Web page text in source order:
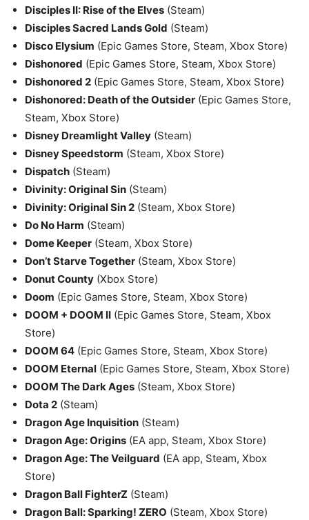
Disciples II: Rise of the Elves (Steam)
Disciples Sacred Lands Gold (Steam)
Disco Elysium (Epic Games Store, Steam, Xbox Store)
Dishonored (Epic Games Store, Steam, Xbox Store)
Dishonored 2 (Epic Games Store, Steam, Xbox Store)
Dishonored: Death of the Outsider (Epic Games Store,
Steam, Xbox Store)
Disney Dreamlight Valley (Steam)
Disney Speedstorm (Steam, Xbox Store)
Dispatch (Steam)
Divinity: Original Sin (Steam)
Divinity: Original Sin 2 (Steam, Xbox Store)
Do No Harm (Steam)
Dome Keeper (Steam, Xbox Store)
Don’t Starve Together (Steam, Xbox Store)
Donut County (Xbox Store)
Doom (Epic Games Store, Steam, Xbox Store)
DOOM + DOOM II (Epic Games Store, Steam, Xbox
Store)
DOOM 64 (Epic Games Store, Steam, Xbox Store)
DOOM Eternal (Epic Games Store, Steam, Xbox Store)
DOOM The Dark Ages (Steam, Xbox Store)
Dota 2 (Steam)
Dragon Age Inquisition (Steam)
Dragon Age: Origins (EA app, Steam, Xbox Store)
Dragon Age: The Veilguard (EA app, Steam, Xbox
Store)
Dragon Ball FighterZ (Steam)
Dragon Ball: Sparking! ZERO (Steam, Xbox Store)